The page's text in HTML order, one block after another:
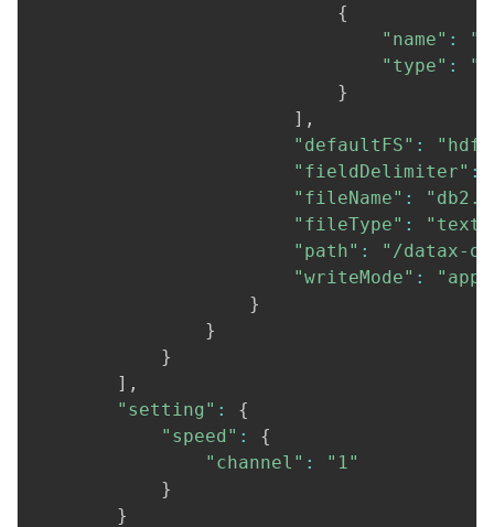
{
"name" :
"type" :
}
] ,
"defaultFS" :
"fieldDelimiter" :
"fileName" :
"fileType" : "text"
"path" :
"/datax-
"writeMode" :
}
}
}
] ,
"setting" :
{
"speed" :
{
"channel" :
"1"
}
}